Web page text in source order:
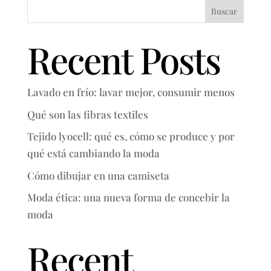
Buscar
Recent Posts
Lavado en frío: lavar mejor, consumir menos
Qué son las fibras textiles
Tejido lyocell: qué es, cómo se produce y por
qué está cambiando la moda
Cómo dibujar en una camiseta
Moda ética: una nueva forma de concebir la
moda
Recent